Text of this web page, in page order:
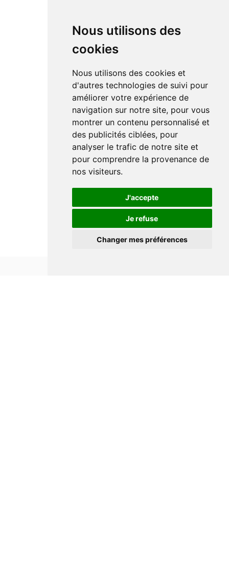
Nous utilisons des
cookies
Nous utilisons des cookies et
d'autres technologies de suivi pour
améliorer votre expérience de
navigation sur notre site, pour vous
montrer un contenu personnalisé et
des publicités ciblées, pour
analyser le trafic de notre site et
pour comprendre la provenance de
nos visiteurs.
J'accepte
Je refuse
Changer mes préférences